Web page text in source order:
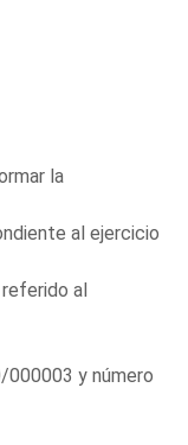
la
al ejercicio
al
000003 y número